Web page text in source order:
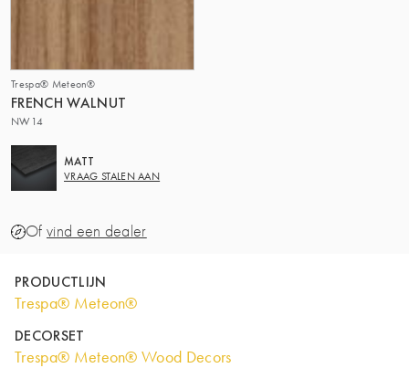
Trespa® Meteon®
FRENCH WALNUT
NW14
MATT
VRAAG STALEN AAN
Of vind een dealer
PRODUCTLIJN
Trespa® Meteon®
DECORSET
Trespa® Meteon® Wood Decors